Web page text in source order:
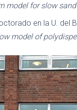
model for slow
en la U. del
model of